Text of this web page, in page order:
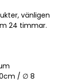
vänligen
24 timmar.
/ ∅ 8